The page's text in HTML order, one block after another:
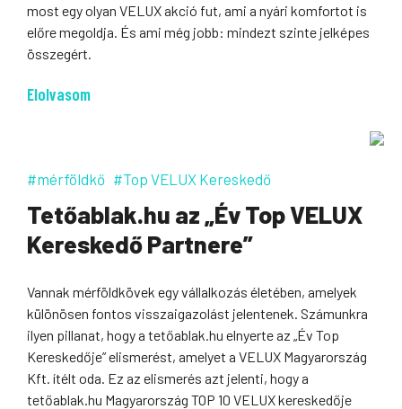
most egy olyan VELUX akció fut, ami a nyári komfortot is
előre megoldja. És ami még jobb: mindezt szinte jelképes
összegért.
Elolvasom
#mérföldkő #Top VELUX Kereskedő
Tetőablak.hu az „Év Top VELUX
Kereskedő Partnere”
Vannak mérföldkövek egy vállalkozás életében, amelyek
különösen fontos visszaigazolást jelentenek. Számunkra
ilyen pillanat, hogy a tetőablak.hu elnyerte az „Év Top
Kereskedője” elismerést, amelyet a VELUX Magyarország
Kft. ítélt oda. Ez az elismerés azt jelenti, hogy a
tetőablak.hu Magyarország TOP 10 VELUX kereskedője